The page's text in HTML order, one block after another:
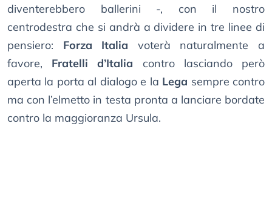
diventerebbero ballerini -, con il nostro
centrodestra che si andrà a dividere in tre linee di
pensiero: Forza Italia voterà naturalmente a
favore, Fratelli d’Italia contro lasciando però
aperta la porta al dialogo e la Lega sempre contro
ma con l’elmetto in testa pronta a lanciare bordate
contro la maggioranza Ursula.